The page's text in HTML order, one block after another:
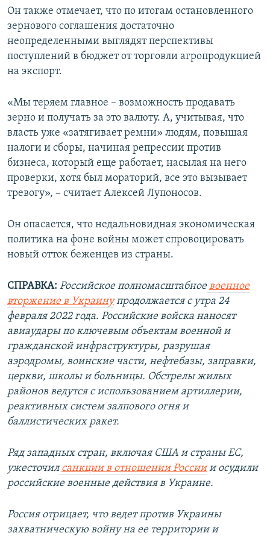
Он также отмечает, что по итогам остановленного
зернового соглашения достаточно
неопределенными выглядят перспективы
поступлений в бюджет от торговли агропродукцией
на экспорт.
«Мы теряем главное – возможность продавать
зерно и получать за это валюту. А, учитывая, что
власть уже «затягивает ремни» людям, повышая
налоги и сборы, начиная репрессии против
бизнеса, который еще работает, насылая на него
проверки, хотя был мораторий, все это вызывает
тревогу», – считает Алексей Лупоносов.
Он опасается, что недальновидная экономическая
политика на фоне войны может спровоцировать
новый отток беженцев из страны.
СПРАВКА: Российское полномасштабное военное
вторжение в Украинупродолжается с утра 24
февраля 2022 года. Российские войска наносят
авиаудары по ключевым объектам военной и
гражданской инфраструктуры, разрушая
аэродромы, воинские части, нефтебазы, заправки,
церкви, школы и больницы. Обстрелы жилых
районов ведутся с использованием артиллерии,
реактивных систем залпового огня и
баллистических ракет.
Ряд западных стран, включая США и страны ЕС,
ужесточил санкции в отношении Россиии осудили
российские военные действия в Украине.
Россия отрицает, что ведет против Украины
захватническую войну на ее территории и